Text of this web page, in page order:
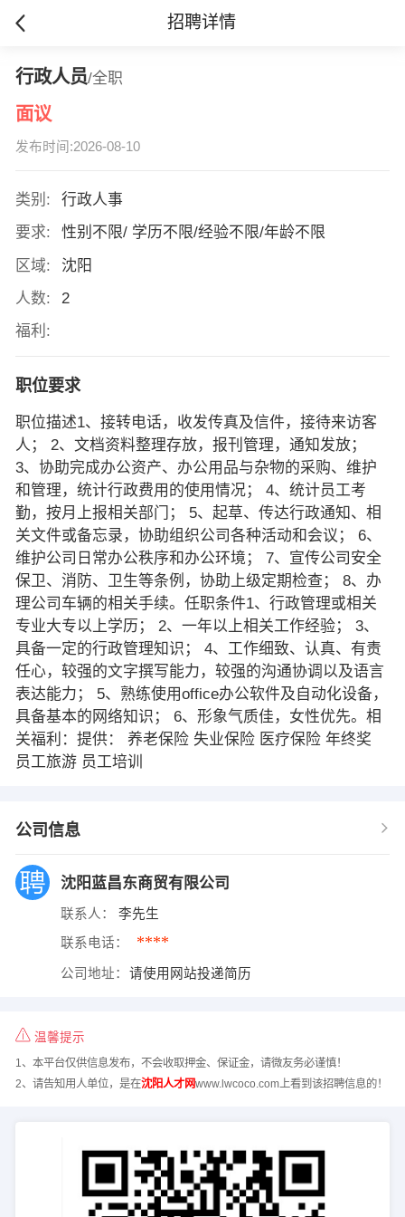
招聘详情
行政人员/全职
面议
发布时间:2026-08-10
类别:
行政人事
要求:
性别不限/ 学历不限/经验不限/年龄不限
区域:
沈阳
人数:
2
福利:
职位要求
职位描述1、接转电话，收发传真及信件，接待来访客
人； 2、文档资料整理存放，报刊管理，通知发放；
3、协助完成办公资产、办公用品与杂物的采购、维护
和管理，统计行政费用的使用情况； 4、统计员工考
勤，按月上报相关部门； 5、起草、传达行政通知、相
关文件或备忘录，协助组织公司各种活动和会议； 6、
维护公司日常办公秩序和办公环境； 7、宣传公司安全
保卫、消防、卫生等条例，协助上级定期检查； 8、办
理公司车辆的相关手续。任职条件1、行政管理或相关
专业大专以上学历； 2、一年以上相关工作经验； 3、
具备一定的行政管理知识； 4、工作细致、认真、有责
任心，较强的文字撰写能力，较强的沟通协调以及语言
表达能力； 5、熟练使用office办公软件及自动化设备，
具备基本的网络知识； 6、形象气质佳，女性优先。相
关福利：提供： 养老保险 失业保险 医疗保险 年终奖
员工旅游 员工培训
公司信息
沈阳蓝昌东商贸有限公司
联系人： 李先生
联系电话： ****
公司地址： 请使用网站投递简历
温馨提示
1、本平台仅供信息发布，不会收取押金、保证金，请微友务必谨慎！
2、请告知用人单位，是在沈阳人才网www.lwcoco.com上看到该招聘信息的！